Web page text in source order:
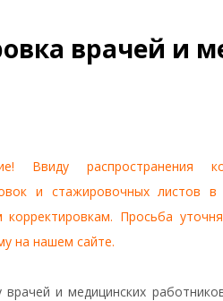
врачей и
Ввиду распространения
и стажировочных листов в
Просьба
на нашем сайте.
и медицинских